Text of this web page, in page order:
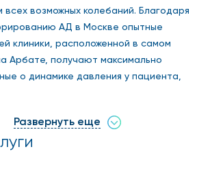
всех возможных колебаний. Благодаря
АД в Москве опытные
клиники, расположенной в самом
Арбате, получают максимально
о динамике давления у пациента,
сделать суточное мониторирование
обследование у нас. Мы применяем
Развернуть еще